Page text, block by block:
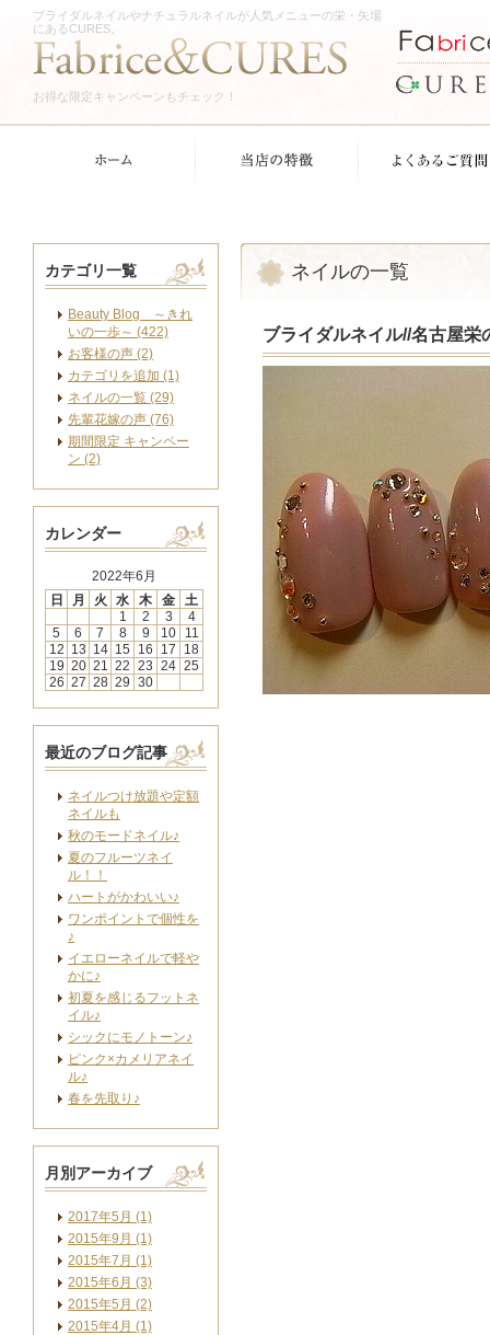
ブライダルネイルやナチュラルネイルが人気メニューの栄・矢場
にあるCURES。
お得な限定キャンペーンもチェック！
ネイルの一覧
ブライダルネイル//名古屋栄
カテゴリ一覧
Beauty Blog ～きれ
いの一歩～ (422)
お客様の声 (2)
カテゴリを追加 (1)
ネイルの一覧 (29)
先輩花嫁の声 (76)
期間限定 キャンペー
ン (2)
カレンダー
2022年6月
日
月 火 水 木 金
土
1
2 3
4
5
6 7 8 9 10
11
12 13 14 15 16 17
18
19 20 21 22 23 24 25
26 27 28 29 30
最近のブログ記事
ネイルつけ放題や定額
ネイルも
秋のモードネイル♪
夏のフルーツネイ
ル！！
ハートがかわいい♪
ワンポイントで個性を
♪
イエローネイルで軽や
かに♪
初夏を感じるフットネ
イル♪
シックにモノトーン♪
ピンク×カメリアネイ
ル♪
春を先取り♪
月別アーカイブ
2017年5月 (1)
2015年9月 (1)
2015年7月 (1)
2015年6月 (3)
2015年5月 (2)
2015年4月 (1)